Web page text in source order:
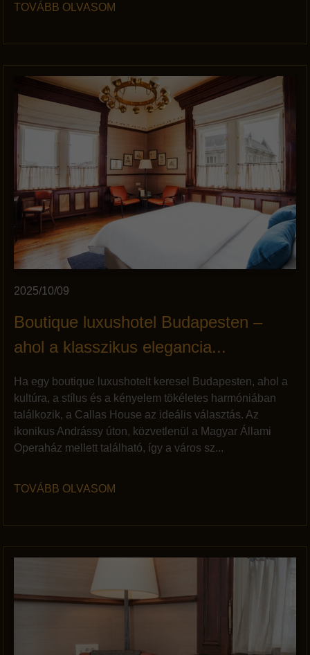
TOVÁBB OLVASOM
2025/10/09
Boutique luxushotel Budapesten –
ahol a klasszikus elegancia...
Ha egy boutique luxushotelt keresel Budapesten, ahol a
kultúra, a stílus és a kényelem tökéletes harmóniában
találkozik, a Callas House az ideális választás. Az
ikonikus Andrássy úton, közvetlenül a Magyar Állami
Operaház mellett található, így a város sz...
TOVÁBB OLVASOM